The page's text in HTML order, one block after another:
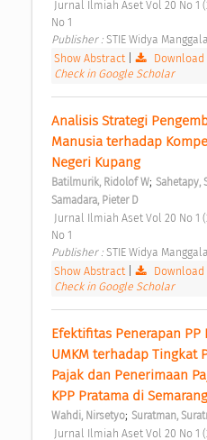
No 1
Publisher : STIE Widya Manggala
Show Abstract
Download
Check in Google Scholar
Analisis Strategi
Manusia terhadap
Negeri Kupang
Batilmurik, Ridolof W; Sahetapy,
Samadara, Pieter D
No 1
Publisher : STIE Widya Manggala
Show Abstract
Download
Check in Google Scholar
Efektifitas Penerapan PP
UMKM terhadap Tingkat
Pajak dan Penerimaan
KPP Pratama di
Wahdi, Nirsetyo; Suratman,